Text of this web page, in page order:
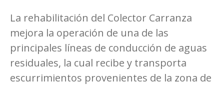
La rehabilitación del Colector Carranza
mejora la operación de una de las
principales líneas de conducción de aguas
residuales, la cual recibe y transporta
escurrimientos provenientes de la zona de